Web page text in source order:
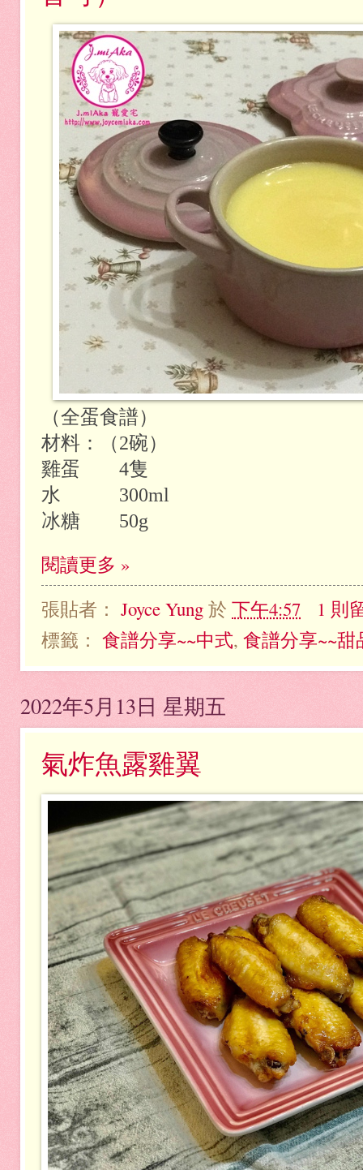
（全蛋食譜）
材料：（2碗）
雞蛋 4隻
水 300ml
冰糖 50g
閱讀更多 »
張貼者： Joyce Yung 於 下午4:57
1 則
標籤： 食譜分享~~中式, 食譜分享~~甜
2022年5月13日 星期五
氣炸魚露雞翼